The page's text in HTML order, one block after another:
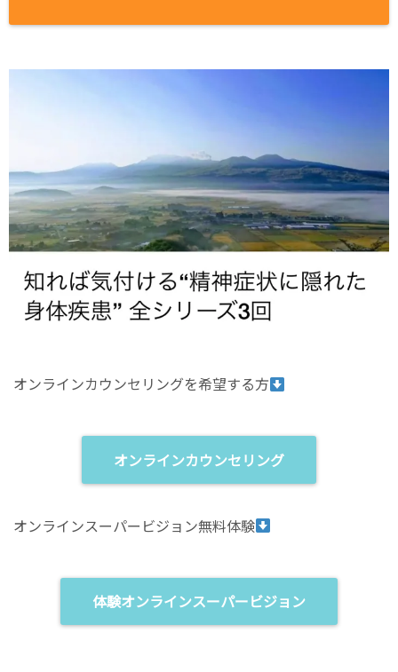
オンラインカウンセリングを希望する方
オンラインカウンセリング
オンラインスーパービジョン無料体験
体験オンラインスーパービジョン